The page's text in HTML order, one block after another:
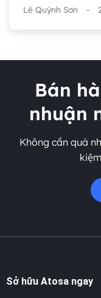
Lê Quỳnh Sơn -
Bán
nhuận
Không cần quá
Sở hữu Atosa ngay